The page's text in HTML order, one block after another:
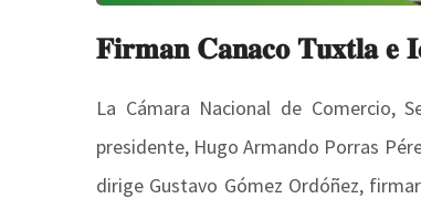
𝐅𝐢𝐫𝐦𝐚𝐧 𝐂𝐚𝐧𝐚𝐜𝐨 𝐓𝐮𝐱𝐭𝐥𝐚 𝐞
La Cámara Nacional de Comercio,
presidente, Hugo Armando Porras
dirige Gustavo Gómez Ordóñez,